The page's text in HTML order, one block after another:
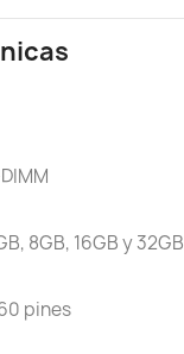
8GB, 16GB y 32GB
pines